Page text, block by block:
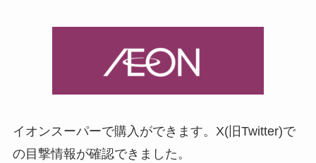
イオンスーパーで購入ができます。X(旧Twitter)で
の目撃情報が確認できました。